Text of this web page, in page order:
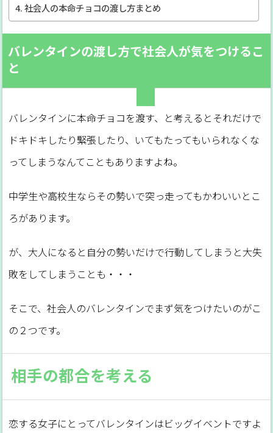
社会人の本命チョコの渡し方まとめ
バレンタインの渡し方で社会人が気をつけるこ
と
バレンタインに本命チョコを渡す、と考えるとそれだけで
ドキドキしたり緊張したり、いてもたってもいられなくな
ってしまうなんてこともありますよね。
中学生や高校生ならその勢いで突っ走ってもかわいいとこ
ろがあります。
が、大人になると自分の勢いだけで行動してしまうと大失
敗をしてしまうことも・・・
そこで、社会人のバレンタインでまず気をつけたいのがこ
の２つです。
相手の都合を考える
恋する女子にとってバレンタインはビッグイベントですよ